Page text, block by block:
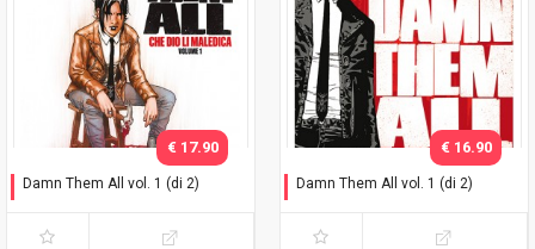
Damn Them All vol. 1 (di 2)
€ 17.90
Damn Them All vol. 1 (di 2)
€ 16.90